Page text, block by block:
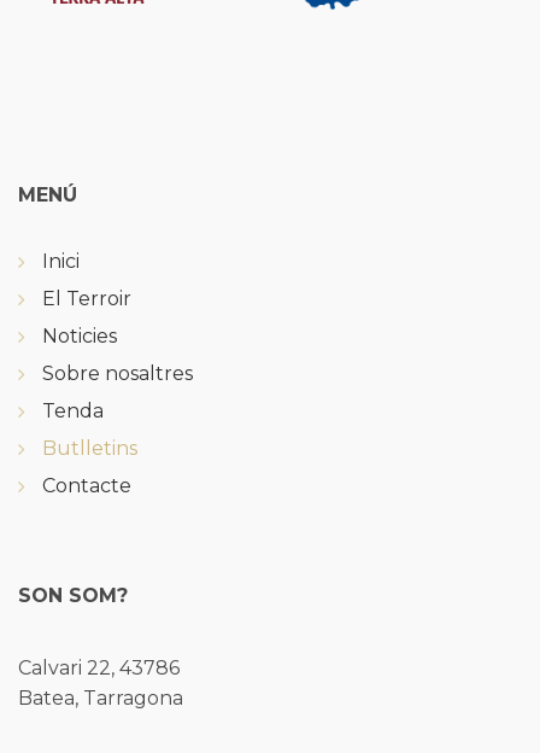
MENÚ
Inici
El Terroir
Noticies
Sobre nosaltres
Tenda
Butlletins
Contacte
SON SOM?
Calvari 22, 43786
Batea, Tarragona